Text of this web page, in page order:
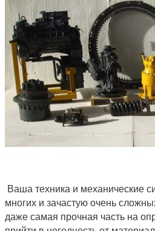
Ваша техника и механические
многих и зачастую очень
даже самая прочная часть на